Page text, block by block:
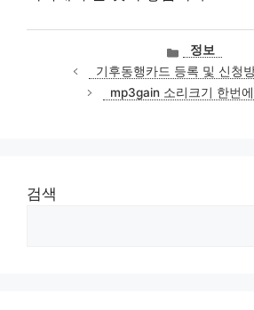
카
테
고
리
정보
기후동행카드 등록 및 신청
mp3gain 소리크기 한번
검색